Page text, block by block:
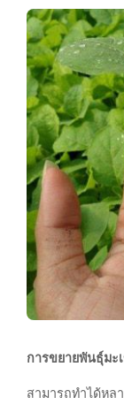
การขยายพันธุ์มะ
สามารถทำได้หล